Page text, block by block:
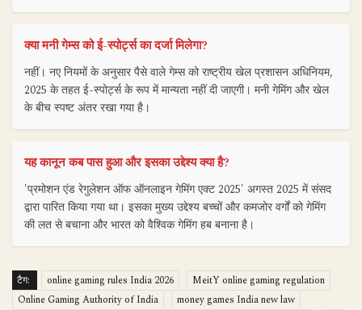
क्या मनी गेम्स को ई-स्पोर्ट्स का दर्जा मिलेगा?
नहीं। नए नियमों के अनुसार पैसे वाले गेम्स को राष्ट्रीय खेल प्रशासन अधिनियम,
2025 के तहत ई-स्पोर्ट्स के रूप में मान्यता नहीं दी जाएगी। मनी गेमिंग और खेल
के बीच स्पष्ट अंतर रखा गया है।
यह कानून कब पास हुआ और इसका उद्देश्य क्या है?
'प्रमोशन एंड रेगुलेशन ऑफ ऑनलाइन गेमिंग एक्ट 2025' अगस्त 2025 में संसद
द्वारा पारित किया गया था। इसका मुख्य उद्देश्य बच्चों और कमजोर वर्गों को गेमिंग
की लत से बचाना और भारत को वैश्विक गेमिंग हब बनाना है।
टैग: online gaming rules India 2026
MeitY online gaming regulation
Online Gaming Authority of India
money games India new law